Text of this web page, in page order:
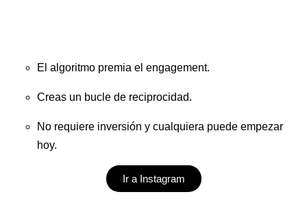
El algoritmo premia el engagement.
Creas un bucle de reciprocidad.
No requiere inversión y cualquiera puede empezar
hoy.
Ir a Instagram